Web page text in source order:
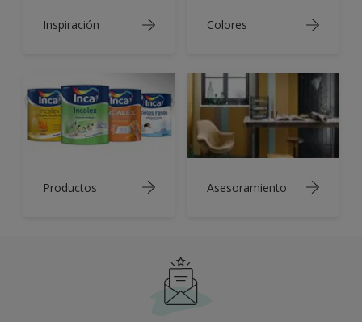
Inspiración Colores
Productos Asesoramiento